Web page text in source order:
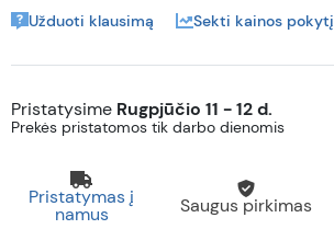
Užduoti klausimą Sekti kainos pokytį
Pristatysime Rugpjūčio 11 - 12 d.
Prekės pristatomos tik darbo dienomis
Pristatymas į
namus Saugus pirkimas